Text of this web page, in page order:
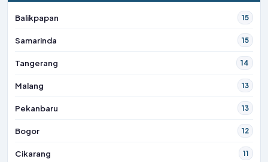
Balikpapan 15
Samarinda 15
Tangerang 14
Malang 13
Pekanbaru 13
Bogor 12
Cikarang 11